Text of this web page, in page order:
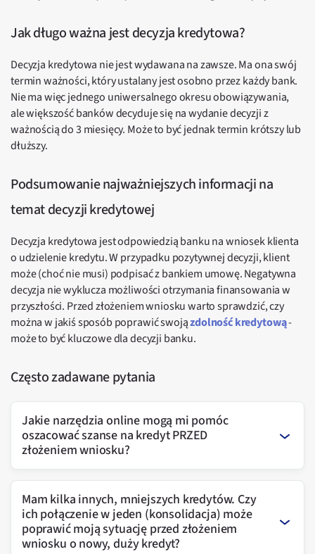
Jak długo ważna jest decyzja kredytowa?
Decyzja kredytowa nie jest wydawana na zawsze. Ma ona swój
termin ważności, który ustalany jest osobno przez każdy bank.
Nie ma więc jednego uniwersalnego okresu obowiązywania,
ale większość banków decyduje się na wydanie decyzji z
ważnością do 3 miesięcy. Może to być jednak termin krótszy lub
dłuższy.
Podsumowanie najważniejszych informacji na
temat decyzji kredytowej
Decyzja kredytowa jest odpowiedzią banku na wniosek klienta
o udzielenie kredytu. W przypadku pozytywnej decyzji, klient
może (choć nie musi) podpisać z bankiem umowę. Negatywna
decyzja nie wyklucza możliwości otrzymania finansowania w
przyszłości. Przed złożeniem wniosku warto sprawdzić, czy
można w jakiś sposób poprawić swojązdolność kredytową-
może to być kluczowe dla decyzji banku.
Często zadawane pytania
Jakie narzędzia online mogą mi pomóc
oszacować szanse na kredyt PRZED
złożeniem wniosku?
Mam kilka innych, mniejszych kredytów. Czy
ich połączenie w jeden (konsolidacja) może
poprawić moją sytuację przed złożeniem
wniosku o nowy, duży kredyt?